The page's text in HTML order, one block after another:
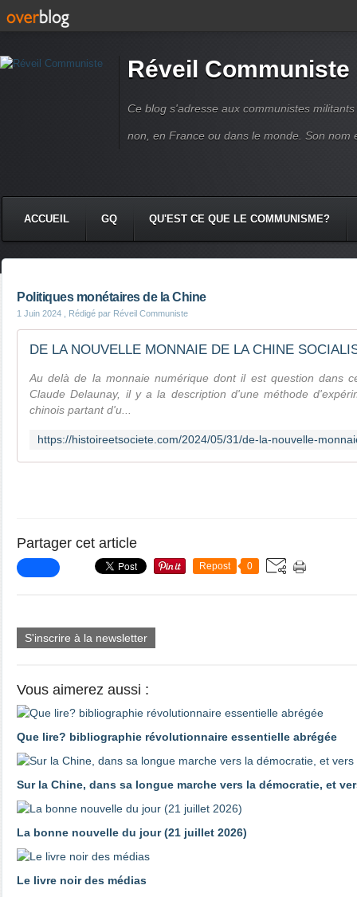
Réveil Communiste
Ce blog s'adresse aux communistes
non, en France ou dans le monde. Son nom
ACCUEIL GQ QU'EST CE QUE LE COMMUNISME?
Politiques monétaires de la Chine
1 Juin 2024 , Rédigé par Réveil Communiste
Au delà de la monnaie numérique dont il est question dans
Claude Delaunay, il y a la description d'une méthode
chinois partant d'u...
Partager cet article
Repost 0
S'inscrire à la newsletter
Vous aimerez aussi :
Que lire? bibliographie révolutionnaire essentielle abrégée
Sur la Chine, dans sa longue marche vers la démocratie, et
La bonne nouvelle du jour (21 juillet 2026)
Le livre noir des médias